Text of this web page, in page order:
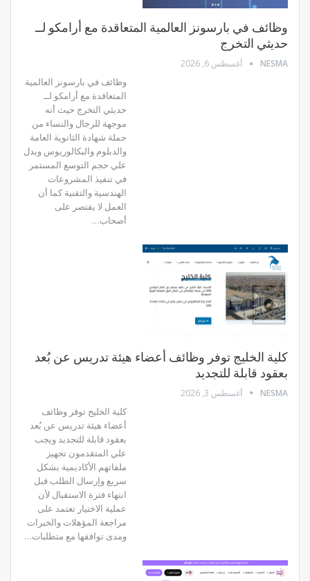
وظائف في بارسونز العالمية المتعاقدة مع أرامكو لــ
حديثي التخرج
NESMA أغسطس 6, 2026
وظائف في بارسونز العالمية
المتعاقدة مع أرامكو لــ
حديثي التخرج حيث أنه
موجهة للرجال والنساء من
حملة شهادة الثانوية العامة
والدبلوم والبكالوريوس ويدل
علي حجم التوسع المستمر
في تنفيذ المشروعات
الهندسية والتقنية كما أن
العمل لا يقتصر على
أصحاب…
كلية الخليج توفر وظائف أعضاء هيئة تدريس عن بُعد
بعقود قابلة للتجديد
NESMA أغسطس 3, 2026
كلية الخليج توفر وظائف
أعضاء هيئة تدريس عن بُعد
بعقود قابلة للتجديد ويجب
علي المتقدمون تجهيز
ملفاتهم الأكاديمية بشكل
سريع وإرسال الطلب قبل
انتهاء فترة الاستقبال لأن
عملية الاختيار تعتمد على
مراجعة المؤهلات والخبرات
ومدى توافقها مع متطلبات…